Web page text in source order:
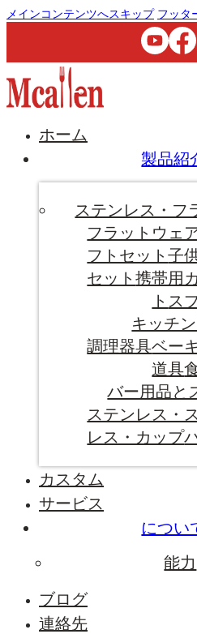
メインコンテンツへスキップ フッタ
ホーム
製品紹
ステンレス・フ
フラットウェ
フトセット子
セット携帯用
ト ス
キッチ
調理器具ベー
道具
バー用品と
ステンレス・
レス・カップ
カスタム
サービス
につい
能力
ブログ
連絡先